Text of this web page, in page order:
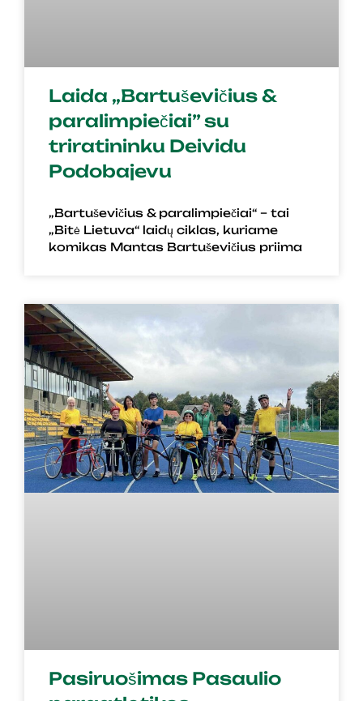
Laida „Bartuševičius &
paralimpiečiai” su
triratininku Deividu
Podobajevu
„Bartuševičius & paralimpiečiai“ – tai
„Bitė Lietuva“ laidų ciklas, kuriame
komikas Mantas Bartuševičius priima
Pasiruošimas Pasaulio